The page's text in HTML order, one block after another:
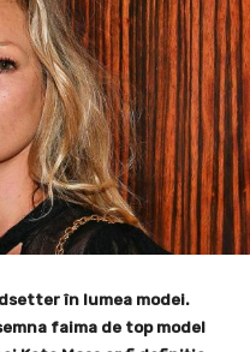
în lumea modei.
faima de top model